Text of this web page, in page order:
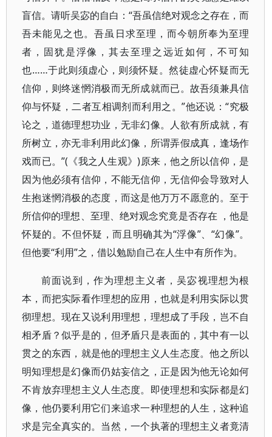
盲信。请听吴宓的自白：“吾虽信绝对观念之存在，而
吾未能见之也。吾虽日求至理，而今朝所奉为至理
者，固犹是浮像，其去至理之远近如何，不可知
也……于此则须虚心，则须怀疑。然徒虚心怀疑而无
信仰，则终迷惘消极而无所成就而已。故吾须兼具信
仰与怀疑，二者互相调剂而利用之。”他还说：“究极
论之，道德理想功业，无非幻像。人欲有所成就，有
所树立，亦无非利用此幻像，所谓弄假成真，逢场作
戏而已。”(《我之人生观》)原来，他之所以信仰，是
因为他必须有信仰，不能无信仰，无信仰会导致对人
生抱迷惘消极的态度，而这是他万万不愿意的。至于
所信仰的理想、至理、绝对观念究竟是否存在 ，他是
怀疑的。不但怀疑，而且明确其为“浮像”、“幻像”。
但他要“利用”之，借以勉励自己在人生中有所作为。
前面说到，作为理想主义者，吴宓视理想为根
本，而把实际看作理想的应用，也就是利用实际以贯
彻理想。现在又说利用理想，理想成了手段，岂不自
相矛盾？似乎是的，但矛盾只是表面的，其中有一以
贯之的东西，就是他的理想主义人生态度。他之所以
明知理想是幻像而仍姑妄信之，正是因为他无论如何
不肯放弃理想主义人生态度。即使理想和实际都是幻
像，他仍要利用它们来追求一种理想的人生，这种追
求是完全真实的。当然，一个执著的理想主义者竟清